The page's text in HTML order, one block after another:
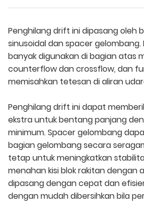
Penghilang drift ini dipasang oleh
sinusoidal dan spacer
banyak digunakan di bagian atas
counterflow dan crossflow, dan
memisahkan tetesan di aliran
Penghilang drift ini dapat
ekstra untuk bentang panjang
minimum. Spacer gelombang
bagian gelombang secara
tetap untuk meningkatkan
menahan kisi blok rakitan dengan
dipasang dengan cepat dan
dengan mudah dibersihkan bila